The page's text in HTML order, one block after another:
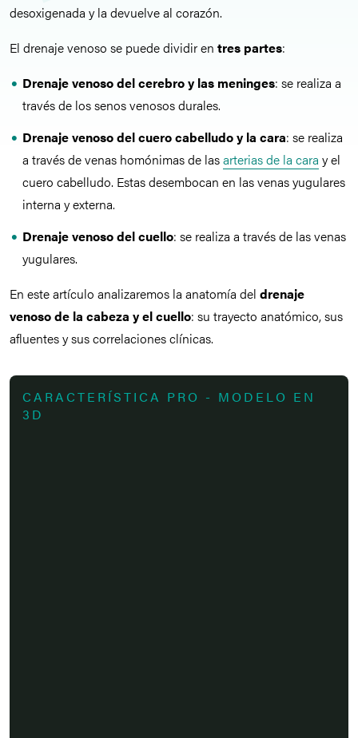
desoxigenada y la devuelve al corazón.
El drenaje venoso se puede dividir en tres partes:
Drenaje venoso del cerebro y las meninges: se realiza a
través de los senos venosos durales.
Drenaje venoso del cuero cabelludo y la cara: se realiza
a través de venas homónimas de lasarterias de la cara y el
cuero cabelludo. Estas desembocan en las venas yugulares
interna y externa.
Drenaje venoso del cuello: se realiza a través de las venas
yugulares.
En este artículo analizaremos la anatomía del drenaje
venoso de la cabeza y el cuello: su trayecto anatómico, sus
afluentes y sus correlaciones clínicas.
CARACTERÍSTICA PRO - MODELO EN
3D